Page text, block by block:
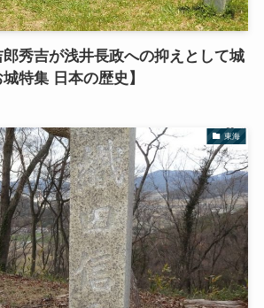
秀吉が浅井長政への抑えとして城
特集 日本の歴史】
東海